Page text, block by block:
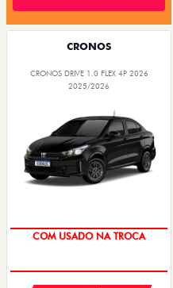
CRONOS
CRONOS DRIVE 1.0 FLEX 4P 2026
2025/2026
COM USADO NA TROCA